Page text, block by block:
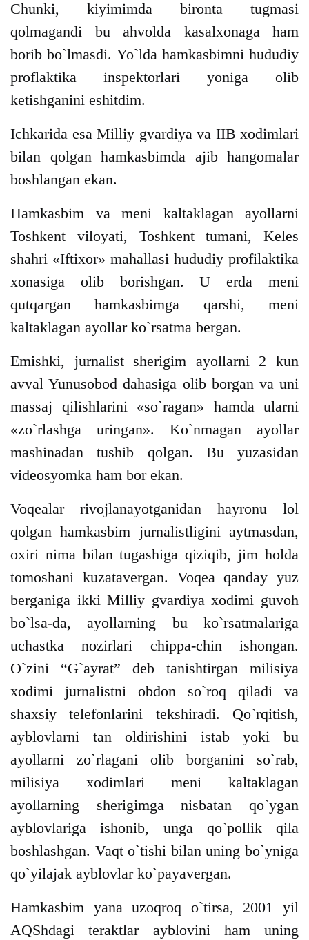
Chunki, kiyimimda bironta tugmasi
qolmagandi bu ahvolda kasalxonaga ham
borib bo`lmasdi. Yo`lda hamkasbimni hududiy
proflaktika inspektorlari yoniga olib
ketishganini eshitdim.
Ichkarida esa Milliy gvardiya va IIB xodimlari
bilan qolgan hamkasbimda ajib hangomalar
boshlangan ekan.
Hamkasbim va meni kaltaklagan ayollarni
Toshkent viloyati, Toshkent tumani, Keles
shahri «Iftixor» mahallasi hududiy profilaktika
xonasiga olib borishgan. U erda meni
qutqargan hamkasbimga qarshi, meni
kaltaklagan ayollar ko`rsatma bergan.
Emishki, jurnalist sherigim ayollarni 2 kun
avval Yunusobod dahasiga olib borgan va uni
massaj qilishlarini «so`ragan» hamda ularni
«zo`rlashga uringan». Ko`nmagan ayollar
mashinadan tushib qolgan. Bu yuzasidan
videosyomka ham bor ekan.
Voqealar rivojlanayotganidan hayronu lol
qolgan hamkasbim jurnalistligini aytmasdan,
oxiri nima bilan tugashiga qiziqib, jim holda
tomoshani kuzatavergan. Voqea qanday yuz
berganiga ikki Milliy gvardiya xodimi guvoh
bo`lsa-da, ayollarning bu ko`rsatmalariga
uchastka nozirlari chippa-chin ishongan.
O`zini “G`ayrat” deb tanishtirgan milisiya
xodimi jurnalistni obdon so`roq qiladi va
shaxsiy telefonlarini tekshiradi. Qo`rqitish,
ayblovlarni tan oldirishini istab yoki bu
ayollarni zo`rlagani olib borganini so`rab,
milisiya xodimlari meni kaltaklagan
ayollarning sherigimga nisbatan qo`ygan
ayblovlariga ishonib, unga qo`pollik qila
boshlashgan. Vaqt o`tishi bilan uning bo`yniga
qo`yilajak ayblovlar ko`payavergan.
Hamkasbim yana uzoqroq o`tirsa, 2001 yil
AQShdagi teraktlar ayblovini ham uning